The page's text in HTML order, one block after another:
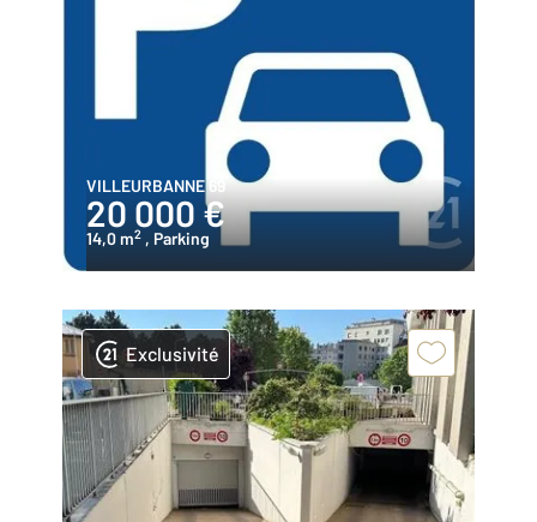
VILLEURBANNE 69
20 000 €
14,0 m2 , Parking
Exclusivité